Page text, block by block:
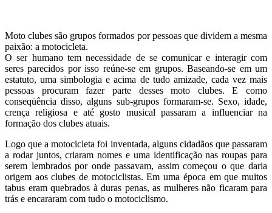
Moto clubes são grupos formados por pessoas que dividem a mesma
paixão: a motocicleta.
O ser humano tem necessidade de se comunicar e interagir com
seres parecidos por isso reúne-se em grupos. Baseando-se em um
estatuto, uma simbologia e acima de tudo amizade, cada vez mais
pessoas procuram fazer parte desses moto clubes. E como
conseqüência disso, alguns sub-grupos formaram-se. Sexo, idade,
crença religiosa e até gosto musical passaram a influenciar na
formação dos clubes atuais.
Logo que a motocicleta foi inventada, alguns cidadãos que passaram
a rodar juntos, criaram nomes e uma identificação nas roupas para
serem lembrados por onde passavam, assim começou o que daria
origem aos clubes de motociclistas. Em uma época em que muitos
tabus eram quebrados à duras penas, as mulheres não ficaram para
trás e encararam com tudo o motociclismo.